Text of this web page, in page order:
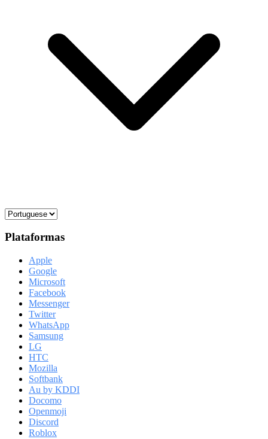
Plataformas
Apple
Google
Microsoft
Facebook
Messenger
Twitter
WhatsApp
Samsung
LG
HTC
Mozilla
Softbank
Au by KDDI
Docomo
Openmoji
Discord
Roblox